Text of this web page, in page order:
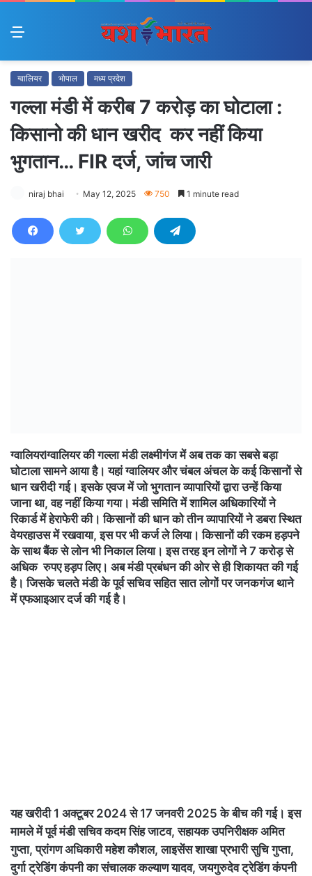
Menu
ग्वालियर भोपाल मध्य प्रदेश
गल्ला मंडी में करीब 7 करोड़ का घोटाला :
किसानो की धान खरीद कर नहीं किया
भुगतान… FIR दर्ज, जांच जारी
niraj bhai May 12, 2025 750 1 minute read
ग्वालियरlग्वालियर की गल्ला मंडी लक्ष्मीगंज में अब तक का सबसे बड़ा
घोटाला सामने आया है। यहां ग्वालियर और चंबल अंचल के कई किसानों से
धान खरीदी गई। इसके एवज में जो भुगतान व्यापारियों द्वारा उन्हें किया
जाना था, वह नहीं किया गया। मंडी समिति में शामिल अधिकारियों ने
रिकार्ड में हेराफेरी की। किसानों की धान को तीन व्यापारियों ने डबरा स्थित
वेयरहाउस में रखवाया, इस पर भी कर्ज ले लिया। किसानों की रकम हड़पने
के साथ बैंक से लोन भी निकाल लिया। इस तरह इन लोगों ने 7 करोड़ से
अधिक रुपए हड़प लिए। अब मंडी प्रबंधन की ओर से ही शिकायत की गई
है। जिसके चलते मंडी के पूर्व सचिव सहित सात लोगों पर जनकगंज थाने
में एफआइआर दर्ज की गई है।
यह खरीदी 1 अक्टूबर 2024 से 17 जनवरी 2025 के बीच की गई। इस
मामले में पूर्व मंडी सचिव कदम सिंह जाटव, सहायक उपनिरीक्षक अमित
गुप्ता, प्रांगण अधिकारी महेश कौशल, लाइसेंस शाखा प्रभारी सुचि गुप्ता,
दुर्गा ट्रेडिंग कंपनी का संचालक कल्याण यादव, जयगुरुदेव ट्रेडिंग कंपनी